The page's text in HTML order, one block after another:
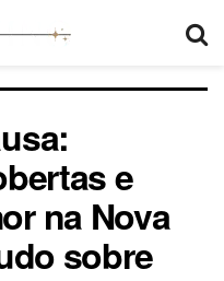
e
na Nova
sobre